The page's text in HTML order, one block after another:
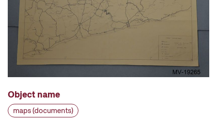
Object name
maps (documents)